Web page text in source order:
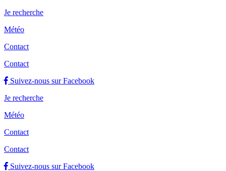
Je recherche
Météo
Contact
Contact
Suivez-nous sur Facebook
Je recherche
Météo
Contact
Contact
Suivez-nous sur Facebook